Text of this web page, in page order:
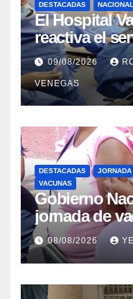
DESTACADAS
El Hospital
reactiva el
Retrógrada
beneficiar a
09/08/2026
VENEGAS
DESTACADAS JORNADA
VACUNAS
Gobierno
jornada de
Guaira para
08/08/2026